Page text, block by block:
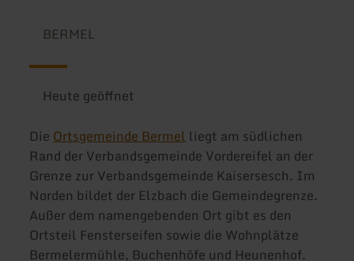
BERMEL
Heute geöffnet
DieOrtsgemeinde Bermel liegt am südlichen
Rand der Verbandsgemeinde Vordereifel an der
Grenze zur Verbandsgemeinde Kaisersesch. Im
Norden bildet der Elzbach die Gemeindegrenze.
Außer dem namengebenden Ort gibt es den
Ortsteil Fensterseifen sowie die Wohnplätze
Bermelermühle, Buchenhöfe und Heunenhof.